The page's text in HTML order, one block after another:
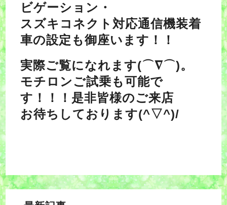
ビゲーション・
スズキコネクト対応通信機装着
車の設定も御座います！！
実際ご覧になれます(⌒∇⌒)。
モチロンご試乗も可能で
す！！！是非皆様のご来店
お待ちしております(^▽^)/